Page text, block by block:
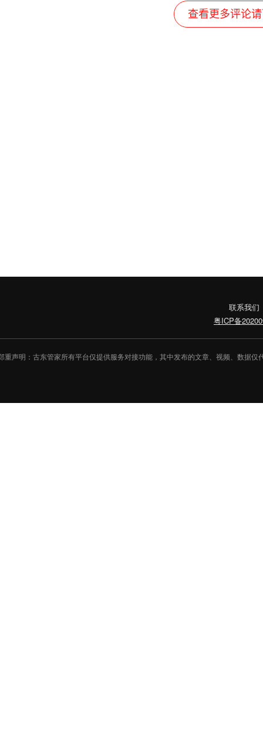
查看更多评论
联系我们
粤ICP备
重声明：古东管家所有平台仅提供服务对接功能，其中发布的文章、视频、数据